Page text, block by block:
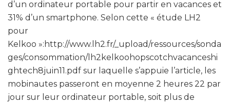
d’un ordinateur portable pour partir en vacances et
31% d’un smartphone. Selon cette « étude LH2
pour
Kelkoo »:http://www.lh2.fr/_upload/ressources/sonda
ges/consommation/lh2kelkoohopscotchvacanceshi
ghtech8juin11.pdf sur laquelle s’appuie l’article, les
mobinautes passeront en moyenne 2 heures 22 par
jour sur leur ordinateur portable, soit plus de